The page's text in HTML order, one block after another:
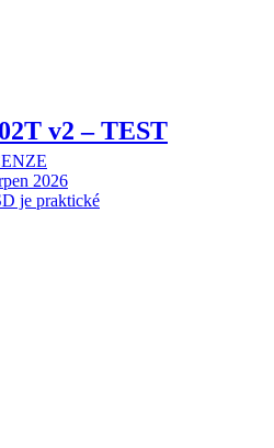
v2 – TEST
2026
je praktické